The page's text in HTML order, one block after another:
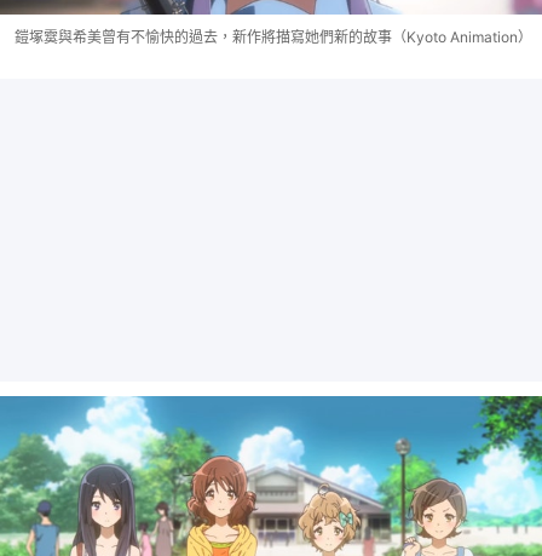
鎧塚霙與希美曾有不愉快的過去，新作將描寫她們新的故事（Kyoto Animation）